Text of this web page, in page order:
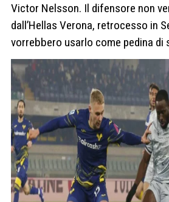
Victor Nelsson. Il difensore non
dall’Hellas Verona, retrocesso in
vorrebbero usarlo come pedina di